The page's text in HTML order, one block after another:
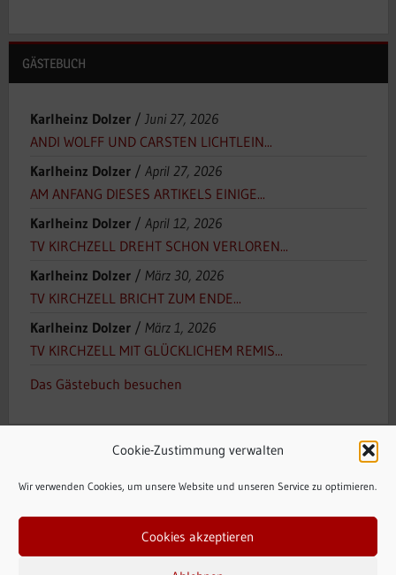
Cookie-Zustimmung verwalten
Wir verwenden Cookies, um unsere Website und unseren Service zu optimieren.
Cookies akzeptieren
GÄSTEBUCH
Karlheinz Dolzer/ Juni 27, 2026
ANDI WOLFF UND CARSTEN LICHTLEIN...
Karlheinz Dolzer/ April 27, 2026
AM ANFANG DIESES ARTIKELS EINIGE...
Karlheinz Dolzer/ April 12, 2026
TV KIRCHZELL DREHT SCHON VERLOREN...
Karlheinz Dolzer/ März 30, 2026
TV KIRCHZELL BRICHT ZUM ENDE...
Karlheinz Dolzer/ März 1, 2026
TV KIRCHZELL MIT GLÜCKLICHEM REMIS...
Das Gästebuch besuchen